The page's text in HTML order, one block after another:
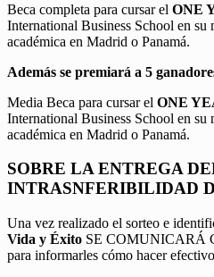
Beca completa para cursar el ONE
International Business School en su
académica en Madrid o Panamá.
Además se premiará a 5
Media Beca para cursar el ONE
International Business School en su
académica en Madrid o Panamá.
SOBRE LA ENTREGA
INTRASNFERIBILIDAD
Una vez realizado el sorteo e
Vida y Éxito SE COMUNICARÁ
para informarles cómo hacer